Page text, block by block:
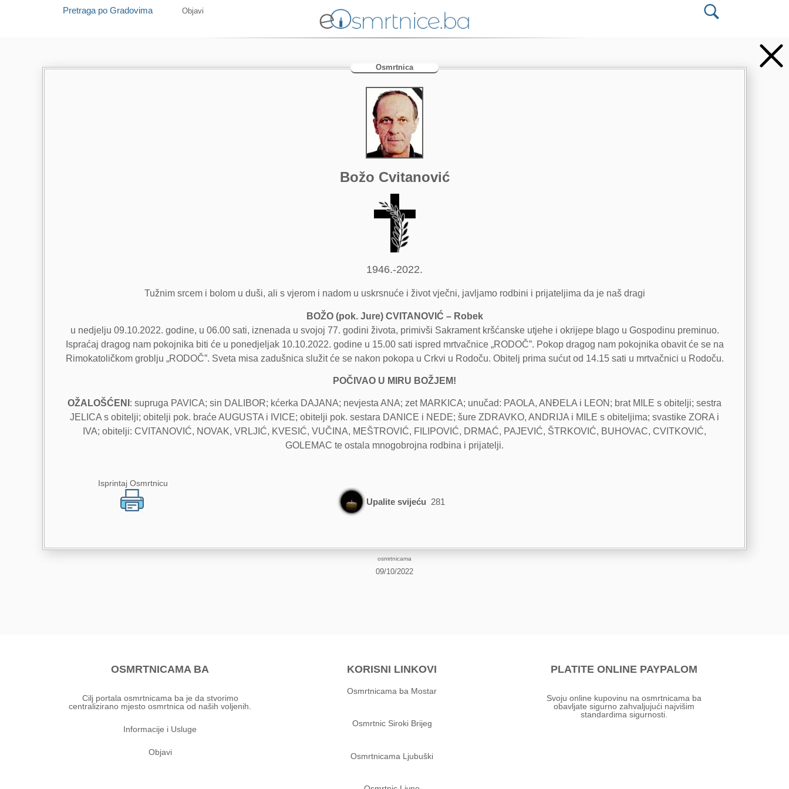
Pretraga po Gradovima Objavi
Osmrtnica
Božo Cvitanović
1946.-2022.
Tužnim srcem i bolom u duši, ali s vjerom i nadom u uskrsnuće i život vječni, javljamo rodbini i prijateljima da je naš dragi
BOŽO (pok. Jure) CVITANOVIĆ – Robek
u nedjelju 09.10.2022. godine, u 06.00 sati, iznenada u svojoj 77. godini života, primivši Sakrament kršćanske utjehe i okrijepe blago u Gospodinu preminuo.
Ispraćaj dragog nam pokojnika biti će u ponedjeljak 10.10.2022. godine u 15.00 sati ispred mrtvačnice „RODOČ”. Pokop dragog nam pokojnika obavit će se na
Rimokatoličkom groblju „RODOČ”. Sveta misa zadušnica služit će se nakon pokopa u Crkvi u Rodoču. Obitelj prima sućut od 14.15 sati u mrtvačnici u Rodoču.
POČIVAO U MIRU BOŽJEM!
OŽALOŠĆENI : supruga PAVICA; sin DALIBOR; kćerka DAJANA; nevjesta ANA; zet MARKICA; unučad: PAOLA, ANĐELA i LEON; brat MILE s obitelji; sestra
JELICA s obitelji; obitelji pok. braće AUGUSTA i IVICE; obitelji pok. sestara DANICE i NEDE; šure ZDRAVKO, ANDRIJA i MILE s obiteljima; svastike ZORA i
IVA; obitelji: CVITANOVIĆ, NOVAK, VRLJIĆ, KVESIĆ, VUČINA, MEŠTROVIĆ, FILIPOVIĆ, DRMAĆ, PAJEVIĆ, ŠTRKOVIĆ, BUHOVAC, CVITKOVIĆ,
GOLEMAC te ostala mnogobrojna rodbina i prijatelji.
Isprintaj Osmrtnicu
Upalite svijeću 281
osmrtnicama
09/10/2022
OSMRTNICAMA BA
Cilj portala osmrtnicama ba je da stvorimo
centralizirano mjesto osmrtnica od naših voljenih.
Informacije i Usluge
Objavi
KORISNI LINKOVI
Osmrtnicama ba Mostar
Osmrtnic Siroki Brijeg
Osmrtnicama Ljubuški
PLATITE ONLINE PAYPALOM
Svoju online kupovinu na osmrtnicama ba
obavljate sigurno zahvaljujući najvišim
standardima sigurnosti.